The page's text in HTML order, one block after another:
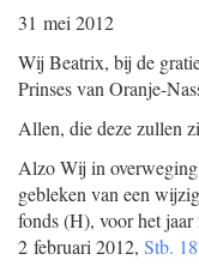
31 mei 2012
Wij Beatrix, bij de
Prinses van Oranje-
Allen, die deze zullen
Alzo Wij in
gebleken van een
fonds (H), voor het
2 februari 2012, Stb.